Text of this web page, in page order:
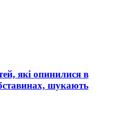
які опинилися в
шукають